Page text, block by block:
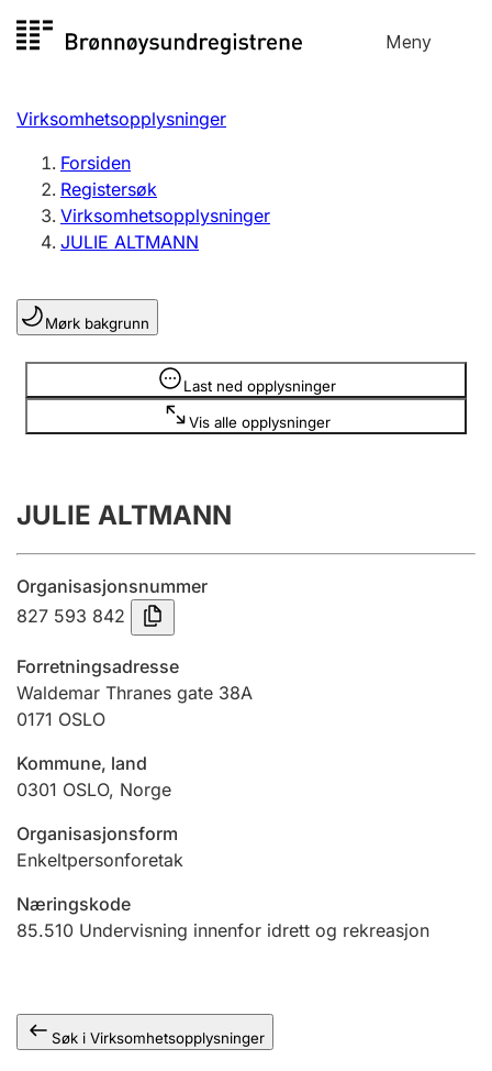
til
Meny
Registersøk
Aksjeselskap
Enkeltpersonforetak
Registrere, endre, slette
Lag og forening
Registrere, endre, slette
Årsregnskap
Innsending og forsinkelsesgebyr
Jeger
Ektepaktveileder
Offentlig sektor
Virksomhetsopplysninger
Forsiden
Registersøk
Virksomhetsopplysninger
JULIE ALTMANN
Mørk bakgrunn
Last ned opplysninger
Vis alle opplysninger
Opplysninger er skjult
JULIE ALTMANN
Organisasjonsnummer
827 593 842
Forretningsadresse
Waldemar Thranes gate 38A
0171 OSLO
Kommune, land
0301 OSLO, Norge
Organisasjonsform
Enkeltpersonforetak
Næringskode
85.510 Undervisning innenfor idrett og rekreasjon
Søk i Virksomhetsopplysninger